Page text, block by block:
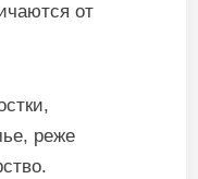
от
реже